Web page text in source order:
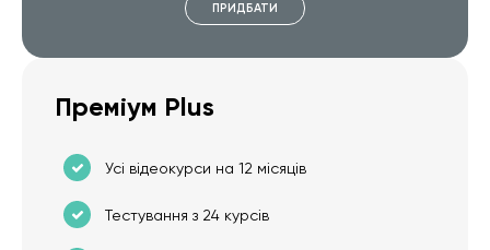
ПРИДБАТИ
Преміум Plus
Усі відеокурси на 12 місяців
Тестування з 24 курсів